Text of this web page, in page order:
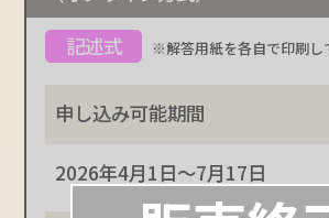
※解答用紙を各自で印刷し
2026年4月1日～7月17日